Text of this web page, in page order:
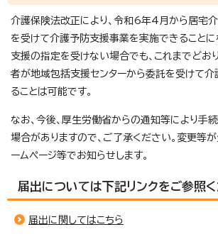
介護保険法改正により、令和6年4月から居宅
を受けて介護予防支援事業を実施できることに
支援の指定を受けない場合でも、これまでどお
者が地域包括支援センターから委託を受けて
ることは可能です。
なお、今後、厚生労働省からの通知等により手
場合がありますので、ご了承ください。変更等
ームページ等でお知らせします。
届出については下記リンクをご参照
届出に関してはこちら